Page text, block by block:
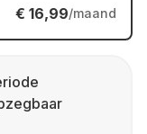
€ 16,99/maand